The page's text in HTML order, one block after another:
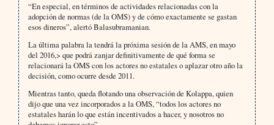
“En especial, en términos de actividades relacionadas con la
adopción de normas (de la OMS) y de cómo exactamente se gastan
esos dineros”, alertó Balasubramanian.
La última palabra la tendrá la próxima sesión de la AMS, en mayo
del 2016,> que podrá zanjar definitivamente de qué forma se
relacionará la OMS con los actores no estatales o aplazar otro año la
decisión, como ocurre desde 2011.
Mientras tanto, queda flotando una observación de Kolappa, quien
dijo que una vez incorporados a la OMS, “todos los actores no
estatales harán lo que están incentivados a hacer, y nosotros no